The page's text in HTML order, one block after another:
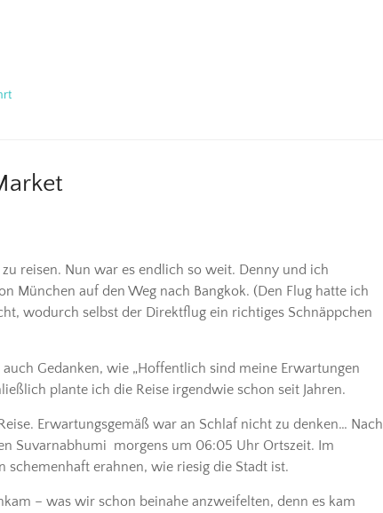
reisen. Nun war es endlich so weit. Denny und ich
München auf den Weg nach Bangkok. (Den Flug hatte ich
wodurch selbst der Direktflug ein richtiges Schnäppchen
Gedanken, wie „Hoffentlich sind meine Erwartungen
plante ich die Reise irgendwie schon seit Jahren.
Erwartungsgemäß war an Schlaf nicht zu denken… Nach
Suvarnabhumi morgens um 06:05 Uhr Ortszeit. Im
erahnen, wie riesig die Stadt ist.
– was wir schon beinahe anzweifelten, denn es kam